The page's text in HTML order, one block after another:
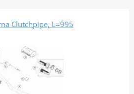
Clutchpipe, L=995